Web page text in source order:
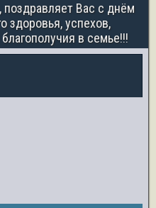
Вас с днём
здоровья, успехов,
в семье!!!